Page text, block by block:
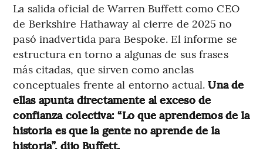
La salida oficial de Warren Buffett como CEO
de Berkshire Hathaway al cierre de 2025 no
pasó inadvertida para Bespoke. El informe se
estructura en torno a algunas de sus frases
más citadas, que sirven como anclas
conceptuales frente al entorno actual.Una de
ellas apunta directamente al exceso de
confianza colectiva: “Lo que aprendemos de la
historia es que la gente no aprende de la
historia”, dijo Buffett.